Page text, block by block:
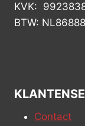
KVK:
BTW:
Contact